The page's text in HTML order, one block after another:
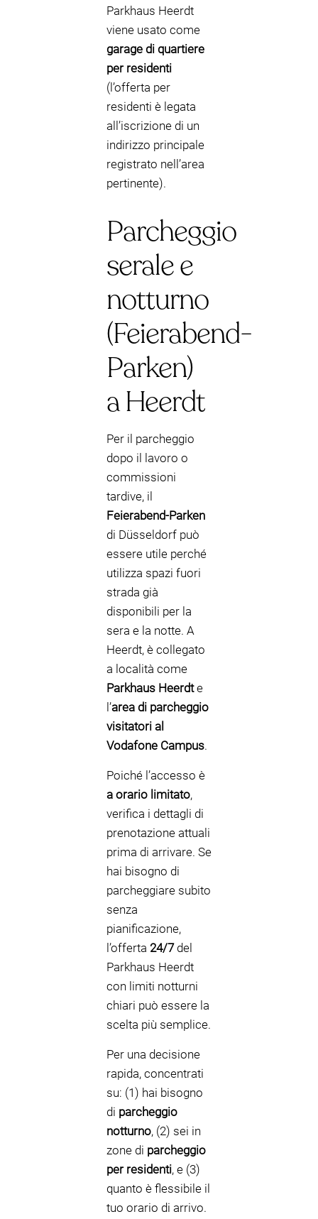
Parkhaus Heerdt
viene usato come
garage di quartiere
per residenti
(l’offerta per
residenti è legata
all’iscrizione di un
indirizzo principale
registrato nell’area
pertinente).
Parcheggio
serale e
notturno
(Feierabend-
Parken)
a Heerdt
Per il parcheggio
dopo il lavoro o
commissioni
tardive, il
Feierabend-Parken
di Düsseldorf può
essere utile perché
utilizza spazi fuori
strada già
disponibili per la
sera e la notte. A
Heerdt, è collegato
a località come
Parkhaus Heerdte
l’area di parcheggio
visitatori al
Vodafone Campus.
Poiché l’accesso è
a orario limitato,
verifica i dettagli di
prenotazione attuali
prima di arrivare. Se
hai bisogno di
parcheggiare subito
senza
pianificazione,
l’offerta 24/7del
Parkhaus Heerdt
con limiti notturni
chiari può essere la
scelta più semplice.
Per una decisione
rapida, concentrati
su: (1) hai bisogno
di parcheggio
notturno, (2) sei in
zone di parcheggio
per residenti, e (3)
quanto è flessibile il
tuo orario di arrivo.